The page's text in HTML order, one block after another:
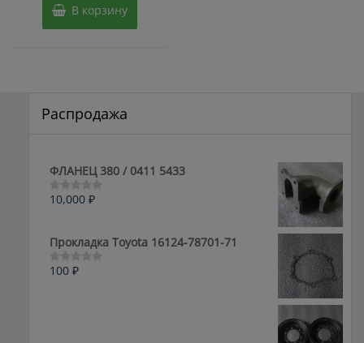
В корзину
Распродажа
ФЛАНЕЦ 380 / 0411 5433
Оценка
5
10,000 ₽
Прокладка Toyota 16124-78701-71
Оценка
100 ₽